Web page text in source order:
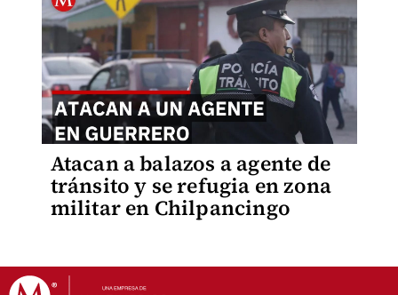
Atacan a balazos a agente de
tránsito y se refugia en zona
militar en Chilpancingo